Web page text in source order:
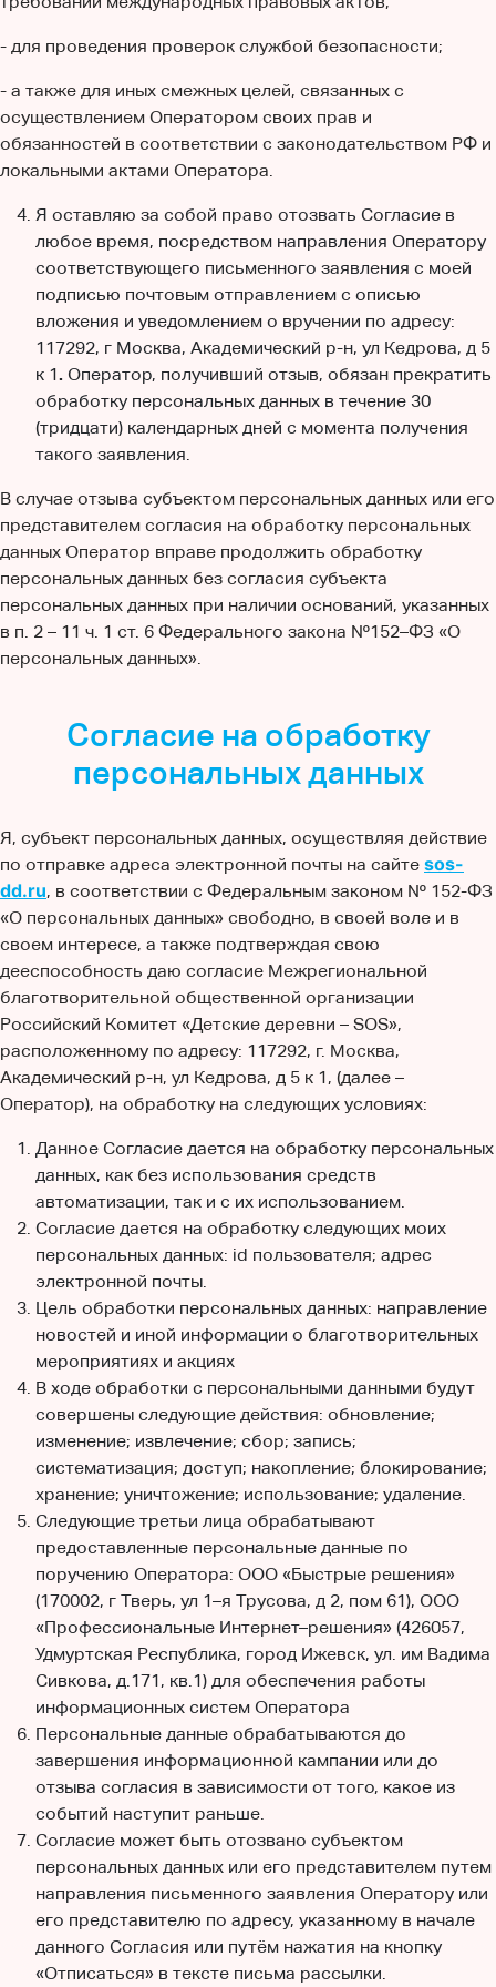
- для проведения проверок службой безопасности;
- а также для иных смежных целей, связанных с
осуществлением Оператором своих прав и
обязанностей в соответствии с законодательством РФ и
локальными актами Оператора.
Я оставляю за собой право отозвать Согласие в
любое время, посредством направления Оператору
соответствующего письменного заявления с моей
подписью почтовым отправлением с описью
вложения и уведомлением о вручении по адресу:
117292, г Москва, Академический р-н, ул Кедрова, д 5
к 1. Оператор, получивший отзыв, обязан прекратить
обработку персональных данных в течение 30
(тридцати) календарных дней с момента получения
такого заявления.
В случае отзыва субъектом персональных данных или его
представителем согласия на обработку персональных
данных Оператор вправе продолжить обработку
персональных данных без согласия субъекта
персональных данных при наличии оснований, указанных
в п. 2 – 11 ч. 1 ст. 6 Федерального закона №152–ФЗ «О
персональных данных».
Согласие на обработку
персональных данных
Я, субъект персональных данных, осуществляя действие
по отправке адреса электронной почты на сайте sos-
dd.ru, в соответствии с Федеральным законом № 152-ФЗ
«О персональных данных» свободно, в своей воле и в
своем интересе, а также подтверждая свою
дееспособность даю согласие Межрегиональной
благотворительной общественной организации
Российский Комитет «Детские деревни – SOS»,
расположенному по адресу: 117292, г. Москва,
Академический р-н, ул Кедрова, д 5 к 1, (далее –
Оператор), на обработку на следующих условиях:
Данное Согласие дается на обработку персональных
данных, как без использования средств
автоматизации, так и с их использованием.
Согласие дается на обработку следующих моих
персональных данных: id пользователя; адрес
электронной почты.
Цель обработки персональных данных: направление
новостей и иной информации о благотворительных
мероприятиях и акциях
В ходе обработки с персональными данными будут
совершены следующие действия: обновление;
изменение; извлечение; сбор; запись;
систематизация; доступ; накопление; блокирование;
хранение; уничтожение; использование; удаление.
Следующие третьи лица обрабатывают
предоставленные персональные данные по
поручению Оператора: ООО «Быстрые решения»
(170002, г Тверь, ул 1–я Трусова, д 2, пом 61), ООО
«Профессиональные Интернет–решения» (426057,
Удмуртская Республика, город Ижевск, ул. им Вадима
Сивкова, д.171, кв.1) для обеспечения работы
информационных систем Оператора
Персональные данные обрабатываются до
завершения информационной кампании или до
отзыва согласия в зависимости от того, какое из
событий наступит раньше.
Согласие может быть отозвано субъектом
персональных данных или его представителем путем
направления письменного заявления Оператору или
его представителю по адресу, указанному в начале
данного Согласия или путём нажатия на кнопку
«Отписаться» в тексте письма рассылки.